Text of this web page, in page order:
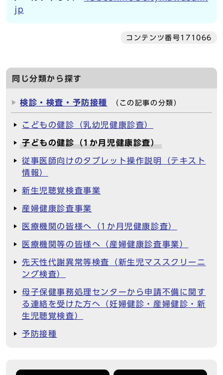
jp
コンテンツ番号171066
同じ分類から探す
検診・検査・予防接種 （この記事の分類）
こどもの健診（乳幼児健康診査）
子どもの健診（1か月児健康診査）
従事医師向けのタブレット操作説明（テキスト
情報）
新生児聴覚検査事業
産婦健康診査事業
医療機関の皆様へ（1か月児健康診査）
医療機関等の皆様へ（産婦健康診査事業）
先天性代謝異常等検査（新生児マススクリーニ
ング検査）
母子保健事務処理センターから申請不備に関す
る連絡を受けた方へ（妊婦健診・産婦健診・新
生児聴覚検査）
予防接種